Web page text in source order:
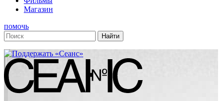
Магазин
помочь